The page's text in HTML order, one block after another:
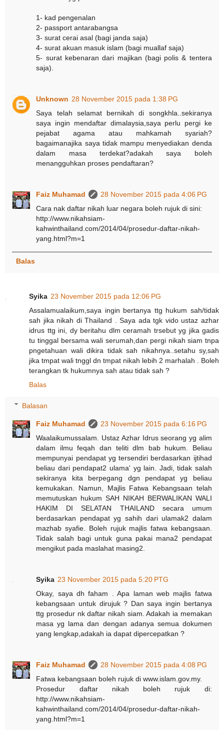
1- kad pengenalan
2- passport antarabangsa
3- surat cerai asal (bagi janda saja)
4- surat akuan masuk islam (bagi muallaf saja)
5- surat kebenaran dari majikan (bagi polis & tentera
saja).
Unknown 28 November 2015 pada 1:38 PG
Saya telah selamat bernikah di songkhla..sekiranya
saya ingin mendaftar dimalaysia,saya perlu pergi ke
pejabat agama atau mahkamah syariah?
bagaimanajika saya tidak mampu menyediakan denda
dalam masa terdekat?adakah saya boleh
menangguhkan proses pendaftaran?
Faiz Muhamad
28 November 2015 pada 4:06 PG
Cara nak daftar nikah luar negara boleh rujuk di sini:
http://www.nikahsiam-
kahwinthailand.com/2014/04/prosedur-daftar-nikah-
yang.html?m=1
Balas
Syika 23 November 2015 pada 12:06 PG
Assalamualaikum,saya ingin bertanya ttg hukum sah/tidak
sah jika nikah di Thailand . Saya ada tgk vido ustaz azhar
idrus ttg ini, dy beritahu dlm ceramah trsebut yg jika gadis
tu tinggal bersama wali serumah,dan pergi nikah siam tnpa
pngetahuan wali dikira tidak sah nikahnya..setahu sy,sah
jika tmpat wali tnggl dn tmpat nikah lebih 2 marhalah . Boleh
terangkan tk hukumnya sah atau tidak sah ?
Balas
Balasan
Faiz Muhamad
23 November 2015 pada 6:16 PG
Waalaikumussalam. Ustaz Azhar Idrus seorang yg alim
dalam ilmu feqah dan teliti dlm bab hukum. Beliau
mempunyai pendapat yg tersendiri berdasarkan ijtihad
beliau dari pendapat2 ulama' yg lain. Jadi, tidak salah
sekiranya kita berpegang dgn pendapat yg beliau
kemukakan. Namun, Majlis Fatwa Kebangsaan telah
memutuskan hukum SAH NIKAH BERWALIKAN WALI
HAKIM DI SELATAN THAILAND secara umum
berdasarkan pendapat yg sahih dari ulamak2 dalam
mazhab syafie. Boleh rujuk majlis fatwa kebangsaan.
Tidak salah bagi untuk guna pakai mana2 pendapat
mengikut pada maslahat masing2.
Syika 23 November 2015 pada 5:20 PTG
Okay, saya dh faham . Apa laman web majlis fatwa
kebangsaan untuk dirujuk ? Dan saya ingin bertanya
ttg prosedur nk daftar nikah siam. Adakah ia memakan
masa yg lama dan dengan adanya semua dokumen
yang lengkap,adakah ia dapat dipercepatkan ?
Faiz Muhamad
28 November 2015 pada 4:08 PG
Fatwa kebangsaan boleh rujuk di www.islam.gov.my.
Prosedur daftar nikah boleh rujuk di:
http://www.nikahsiam-
kahwinthailand.com/2014/04/prosedur-daftar-nikah-
yang.html?m=1